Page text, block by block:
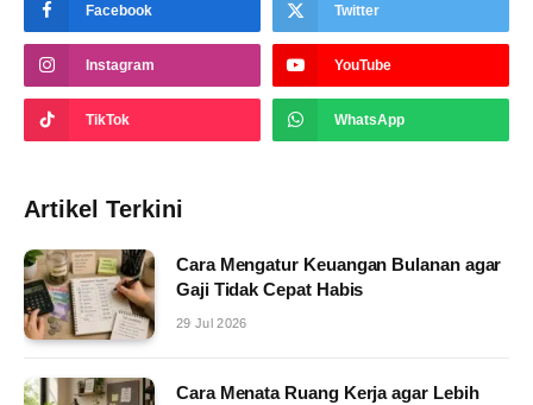
Facebook Twitter
Instagram YouTube
TikTok WhatsApp
Artikel Terkini
Cara Mengatur Keuangan Bulanan agar
Gaji Tidak Cepat Habis
29 Jul 2026
Cara Menata Ruang Kerja agar Lebih